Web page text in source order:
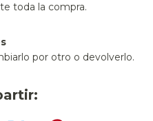
toda la compra.
por otro o devolverlo.